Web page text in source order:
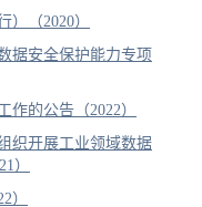
（2020）
据安全保护能力专项
作的公告（2022）
织开展工业领域数据
）
）